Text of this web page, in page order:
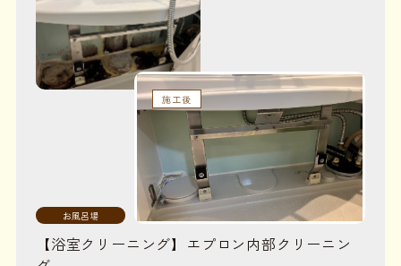
お風呂場
施工後
【浴室クリーニング】エプロン内部クリーニン